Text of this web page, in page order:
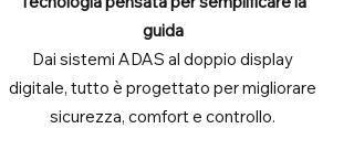
guida
Dai sistemi ADAS al doppio display
digitale, tutto è progettato per migliorare
sicurezza, comfort e controllo.